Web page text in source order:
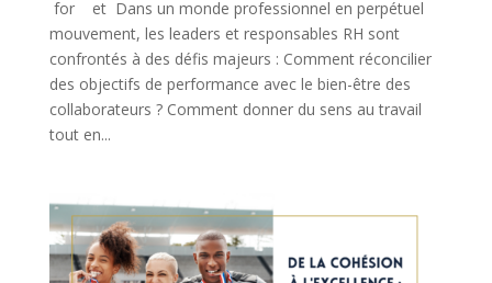
for et Dans un monde professionnel en perpétuel
mouvement, les leaders et responsables RH sont
confrontés à des défis majeurs : Comment réconcilier
des objectifs de performance avec le bien-être des
collaborateurs ? Comment donner du sens au travail
tout en...